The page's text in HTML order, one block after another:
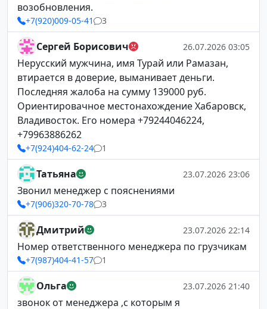
возобновления.
+7(920)009-05-41 3
Сергей Борисович 26.07.2026 03:05
Нерусский мужчина, имя Турай или Рамазан,
втирается в доверие, выманивает деньги.
Последняя жалоба на сумму 139000 руб.
Ориентировачное местонахождение Хабаровск,
Владивосток. Его номера +79244046224,
+79963886262
+7(924)404-62-24 1
Татьяна 23.07.2026 23:06
Звонил менеджер с пояснениями
+7(906)320-70-78 3
Дмитрий 23.07.2026 22:14
Номер ответственного менеджера по грузчикам
+7(987)404-41-57 1
Ольга 23.07.2026 21:40
звонок от менеджера ,с которым я